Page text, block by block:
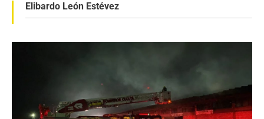
Elibardo León Estévez